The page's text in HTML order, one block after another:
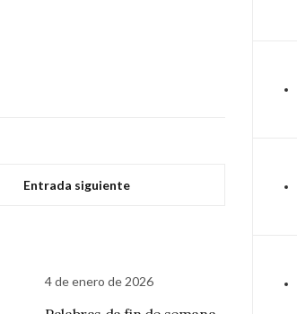
Entrada siguiente
4 de enero de 2026